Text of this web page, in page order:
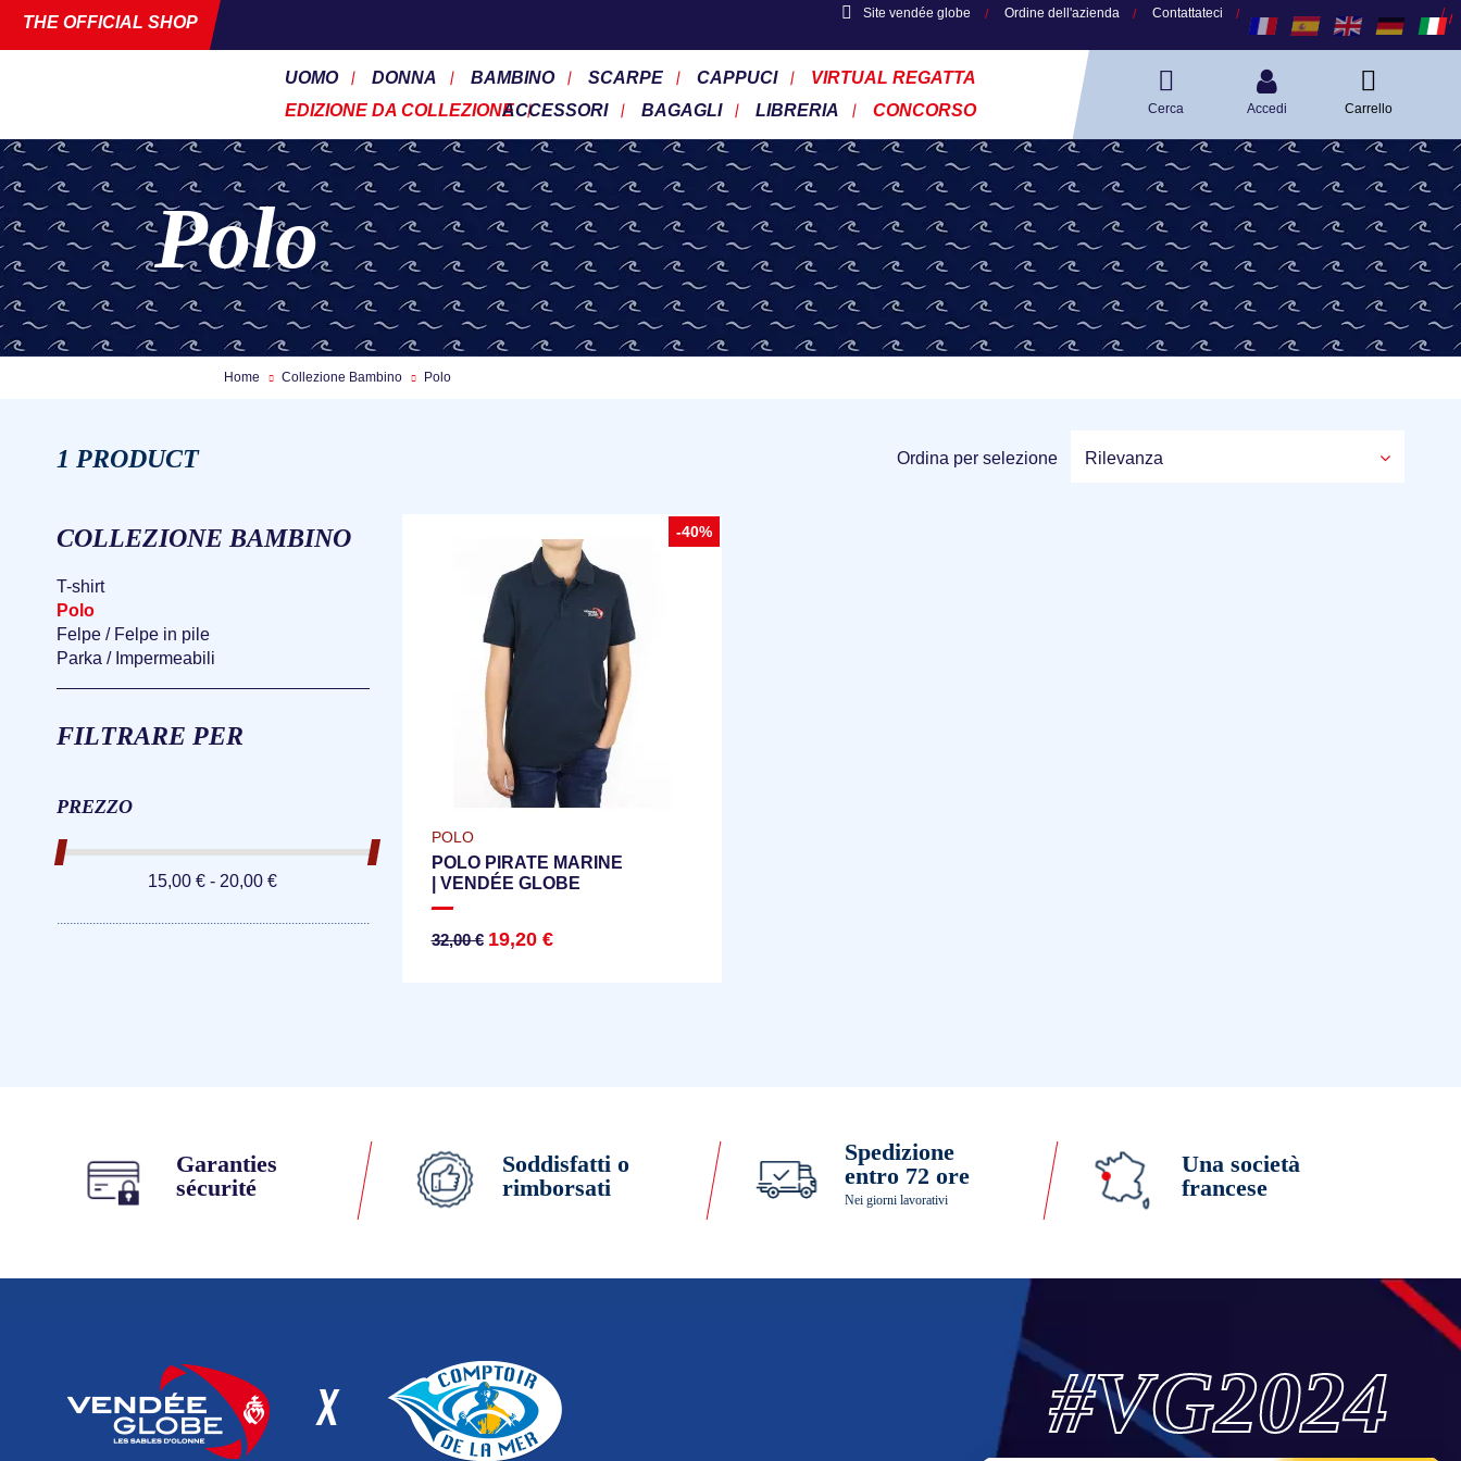
THE OFFICIAL SHOP Site vendée globe Ordine dell'azienda Contattateci
UOMO DONNA BAMBINO SCARPE CAPPUCI
VIRTUAL REGATTA
EDIZIONE DA COLLEZIONEACCESSORI BAGAGLI LIBRERIA CONCORSO Cerca Accedi Carrello
Polo
Home Collezione Bambino Polo
Ordina per selezione Rilevanza
-40%
POLO
POLO PIRATE MARINE
| VENDÉE GLOBE
32,00 € 19,20 €
1 PRODUCT
COLLEZIONE BAMBINO
T-shirt
Polo
Felpe / Felpe in pile
Parka / Impermeabili
FILTRARE PER
PREZZO
15,00 € - 20,00 €
Garanties
sécurité
Soddisfatti o
rimborsati
Spedizione
entro 72 ore
Nei giorni lavorativi
Una società
francese
#VG2024